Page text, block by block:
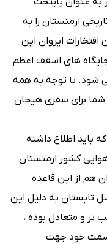
ارمنستان را به
ایروان این
های اسقف اعظم
شود. با توجه به همه
شما برای سفری هیجان
باید اطلاع داشته
کشور ارمنستان
هم از این قاعده
تابستان به دلیل این
تر و متعادل بوده ،
سمت خود جهت